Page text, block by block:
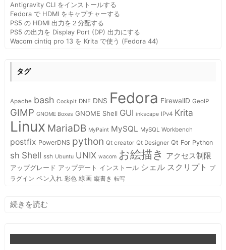
Antigravity CLI をインストールする
Fedora で HDMI をキャプチャーする
PS5 の HDMI 出力を２分配する
PS5 の出力を Display Port (DP) 出力にする
Wacom cintiq pro 13 を Krita で使う (Fedora 44)
タグ
Apache bash Cockpit DNF DNS Fedora FirewallD GeoIP
GIMP GNOME Boxes GNOME Shell GUI inkscape IPv4 Krita
Linux MariaDB MyPaint MySQL MySQL Workbench
postfix PowerDNS python Qt creator Qt Designer Qt For Python
sh Shell ssh Ubuntu UNIX wacom お絵描き アクセス制限
アップグレード アップデート インストール シェル スクリプト
プ
ラグイン ペン入れ 彩色 線画 縦書き 転写
続きを読む:
本
語